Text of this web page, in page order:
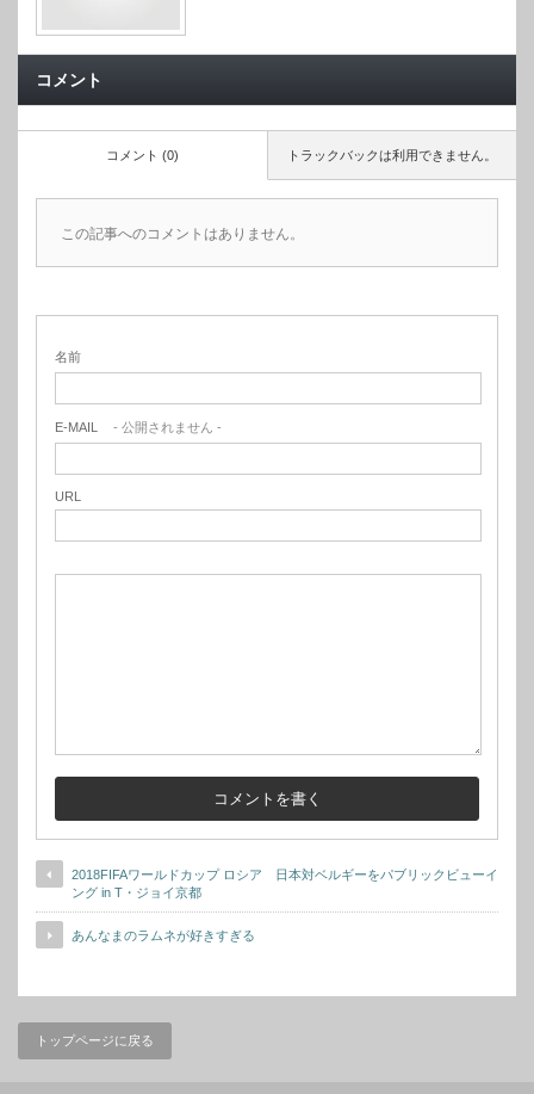
コメント
トラックバックは利用できません。
コメント (0)
この記事へのコメントはありません。
名前
E-MAIL - 公開されません -
URL
2018FIFAワールドカップ ロシア 日本対ベルギーをパブリックビューイ
ング in T・ジョイ京都
あんなまのラムネが好きすぎる
トップページに戻る